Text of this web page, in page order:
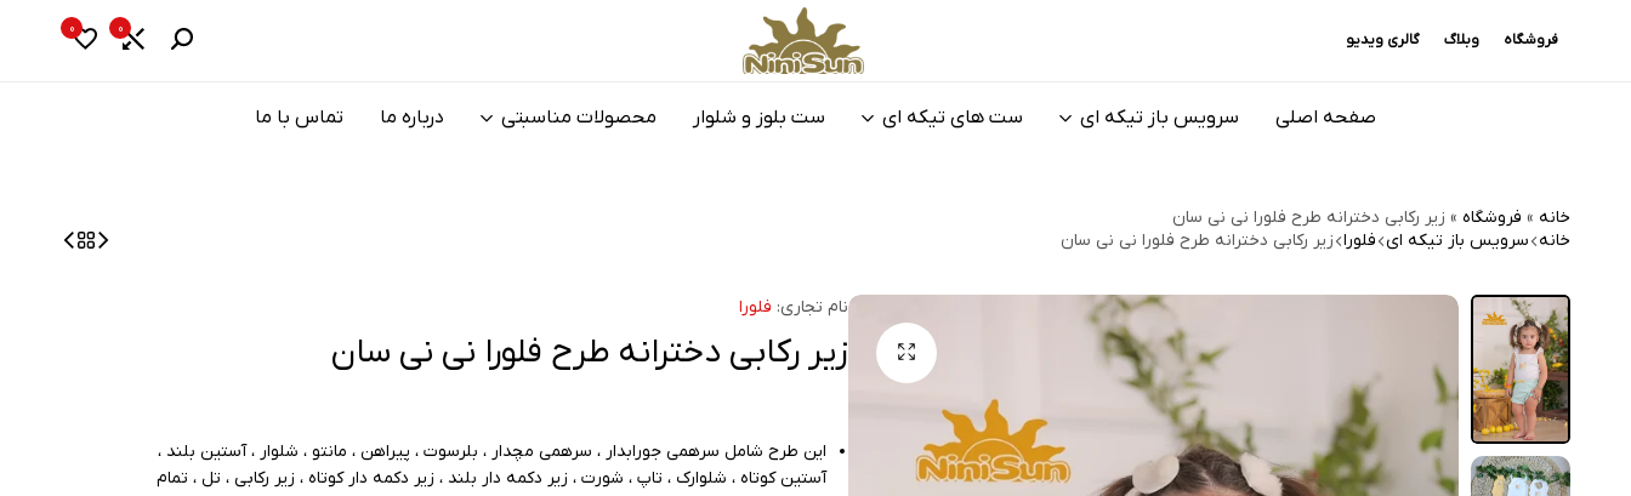
فروشگاه وبلاگ گالری ویدیو
نی
لباس
0
0
صفحه اصلی سرویس باز تیکه ای ست های تیکه ای ست بلوز و شلوار محصولات مناسبتی درباره ما تماس با ما
خانه » فروشگاه » زیر رکابی دخترانه طرح فلورا نی نی سان
خانه سرویس باز تیکه ای فلورا زیر رکابی دخترانه طرح فلورا نی نی سان
نام تجاری: فلورا
زیر رکابی دخترانه طرح فلورا نی نی سان
این طرح شامل سرهمی جورابدار ، سرهمی مچدار ، بلرسوت ، پیراهن ، مانتو ، شلوار ، آستین بلند ،
آستین کوتاه ، شلوارک ، تاپ ، شورت ، زیر دکمه دار بلند ، زیر دکمه دار کوتاه ، زیر رکابی ، تل ، تمام